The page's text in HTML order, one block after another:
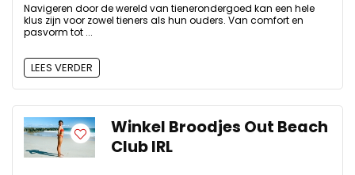
Navigeren door de wereld van tienerondergoed kan een hele
klus zijn voor zowel tieners als hun ouders. Van comfort en
pasvorm tot ...
LEES VERDER
Winkel Broodjes Out Beach
Club IRL